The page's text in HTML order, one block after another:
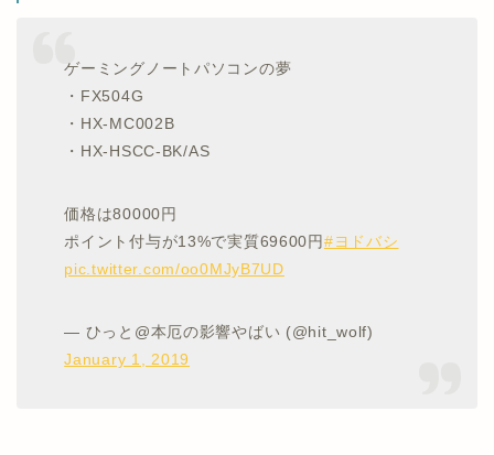
ゲーミングノートパソコンの夢
・FX504G
・HX-MC002B
・HX-HSCC-BK/AS
価格は80000円
ポイント付与が13%で実質69600円#ヨドバシ
pic.twitter.com/oo0MJyB7UD
— ひっと@本厄の影響やばい (@hit_wolf)
January 1, 2019